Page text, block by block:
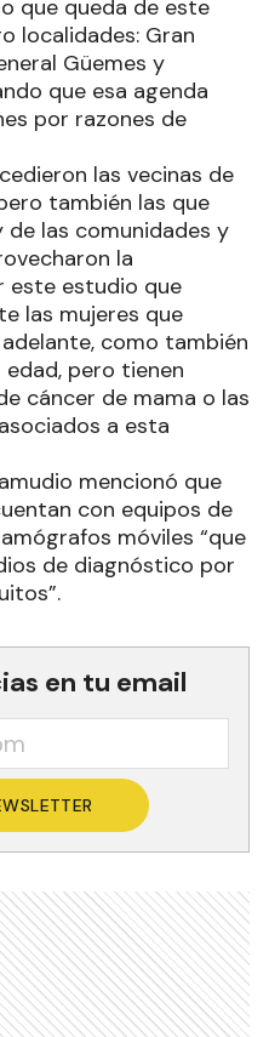
que queda de este
localidades: Gran
Güemes y
que esa agenda
por razones de
las vecinas de
también las que
las comunidades y
la
este estudio que
las mujeres que
como también
edad, pero tienen
cáncer de mama o las
a esta
mencionó que
con equipos de
móviles “que
de diagnóstico por
en tu email